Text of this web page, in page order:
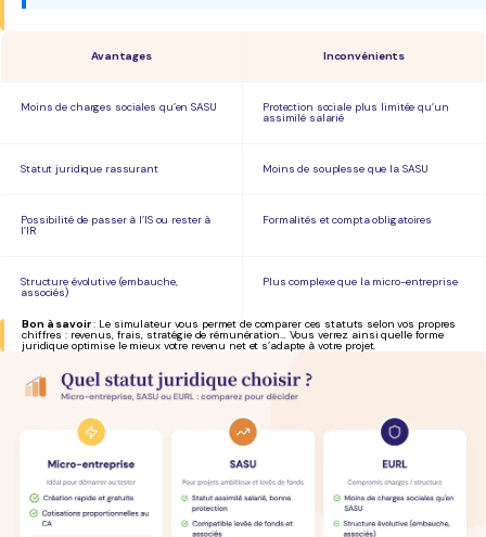
Avantages Inconvénients
Moins de charges sociales qu’en SASU Protection sociale plus limitée qu’un
assimilé salarié
Statut juridique rassurant Moins de souplesse que la SASU
Possibilité de passer à l’IS ou rester à
l’IR
Formalités et compta obligatoires
Structure évolutive (embauche,
associés)
Plus complexe que la micro-entreprise
Bon à savoir: Le simulateur vous permet de comparer ces statuts selon vos propres
chiffres : revenus, frais, stratégie de rémunération… Vous verrez ainsi quelle forme
juridique optimise le mieux votre revenu net et s’adapte à votre projet.